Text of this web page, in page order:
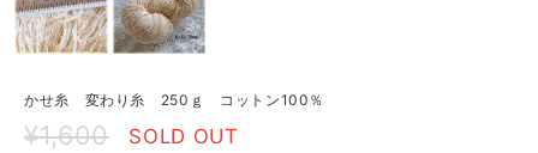
かせ糸 変わり糸 250ｇ コットン100％
¥1,600 SOLD OUT